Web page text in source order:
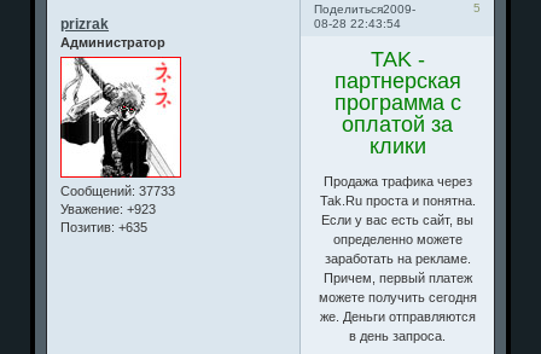
Поделиться 5
2009-
08-28 22:43:54
prizrak
Администратор
Сообщений: 37733
Уважение: +923
Позитив: +635
TAK -
партнерская
программа с
оплатой за
клики
Продажа трафика через
Tak.Ru проста и понятна.
Если у вас есть сайт, вы
определенно можете
заработать на рекламе.
Причем, первый платеж
можете получить сегодня
же. Деньги отправляются
в день запроса.